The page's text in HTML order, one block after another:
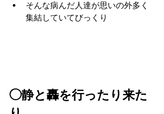
そんな病んだ人達が思いの外多く
集結していてびっくり
◯静と轟を行ったり来た